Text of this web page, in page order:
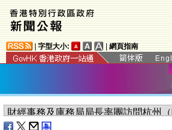
字型大小: 網頁指南